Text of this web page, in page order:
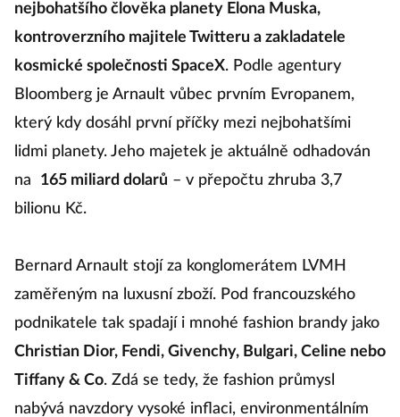
nejbohatšího člověka planety Elona Muska,
kontroverzního majitele Twitteru a zakladatele
kosmické společnosti SpaceX. Podle agentury
Bloomberg je Arnault vůbec prvním Evropanem,
který kdy dosáhl první příčky mezi nejbohatšími
lidmi planety. Jeho majetek je aktuálně odhadován
na
165 miliard dolarů –⁠ v přepočtu zhruba 3,7
bilionu Kč.
Bernard Arnault stojí za konglomerátem LVMH
zaměřeným na luxusní zboží. Pod francouzského
podnikatele tak spadají i mnohé fashion brandy jako
Christian Dior, Fendi, Givenchy, Bulgari, Celine nebo
Tiffany & Co. Zdá se tedy, že fashion průmysl
nabývá navzdory vysoké inflaci, environmentálním